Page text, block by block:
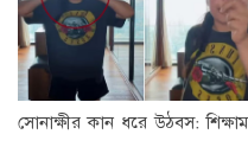
সোনাক্ষীর কান ধরে উঠবস: